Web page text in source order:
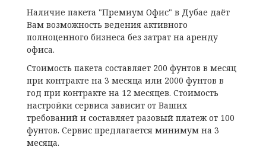
Наличие пакета "Премиум Офис" в Дубае даёт
Вам возможность ведения активного
полноценного бизнеса без затрат на аренду
офиса.
Стоимость пакета составляет 200 фунтов в месяц
при контракте на 3 месяца или 2000 фунтов в
год при контракте на 12 месяцев. Стоимость
настройки сервиса зависит от Ваших
требований и составляет разовый платеж от 100
фунтов. Сервис предлагается минимум на 3
месяца.